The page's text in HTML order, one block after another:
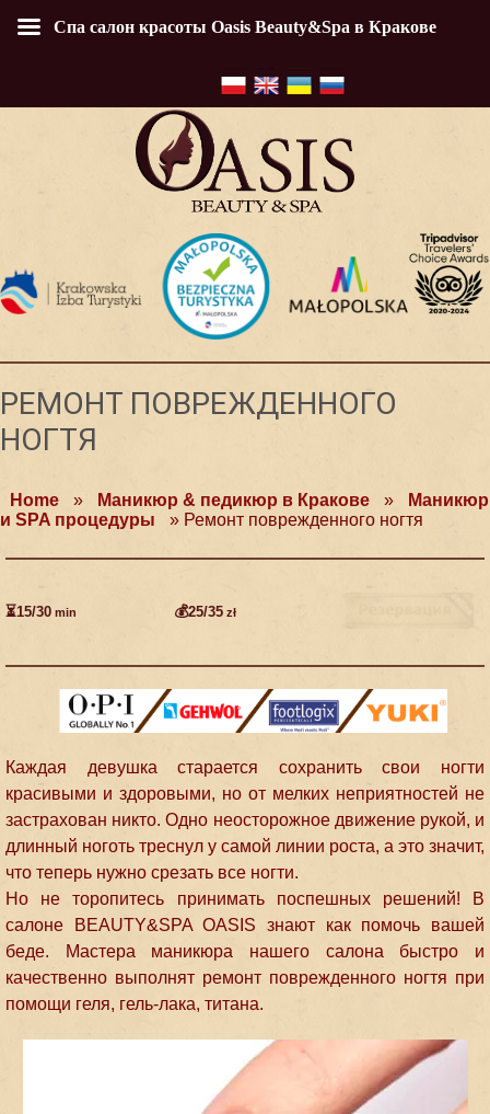
РЕМОНТ ПОВРЕЖДЕННОГО
НОГТЯ
Home » Маникюр & педикюр в Кракове »
Маникюр
и SPA процедуры
» Ремонт поврежденного ногтя
⏳15/30 min 💰25/35zł
Каждая девушка старается сохранить свои ногти
красивыми и здоровыми, но от мелких неприятностей не
застрахован никто. Одно неосторожное движение рукой, и
длинный ноготь треснул у самой линии роста, а это значит,
что теперь нужно срезать все ногти.
Но не торопитесь принимать поспешных решений! В
салоне BEAUTY&SPA OASIS знают как помочь вашей
беде. Мастера маникюра нашего салона быстро и
качественно выполнят ремонт поврежденного ногтя при
помощи геля, гель-лака, титана.
Спа салон красоты Oasis Beauty&Spa в Кракове